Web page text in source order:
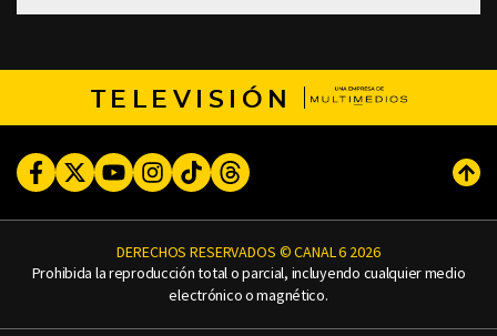
TELEVISIÓN
FacebookTwitterYoutubeInstagram
TikTokThreads
DERECHOS RESERVADOS © CANAL 6 2026
Prohibida la reproducción total o parcial, incluyendo cualquier medio
electrónico o magnético.